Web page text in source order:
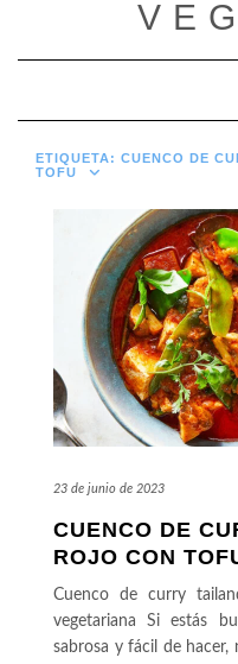
contenido
ETIQUETA: CUENCO DE
TOFU
23 de junio de 2023
CUENCO DE
ROJO CON
Cuenco de curry
vegetariana Si estás
sabrosa y fácil de hacer,